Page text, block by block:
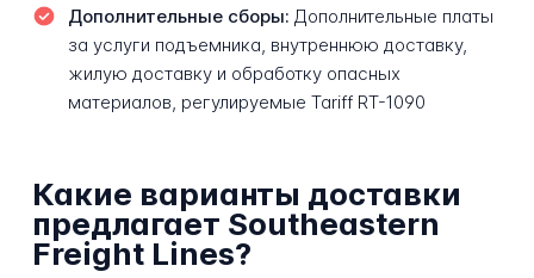
Дополнительные сборы: Дополнительные платы
за услуги подъемника, внутреннюю доставку,
жилую доставку и обработку опасных
материалов, регулируемые Tariff RT-1090
Какие варианты доставки
предлагает Southeastern
Freight Lines?